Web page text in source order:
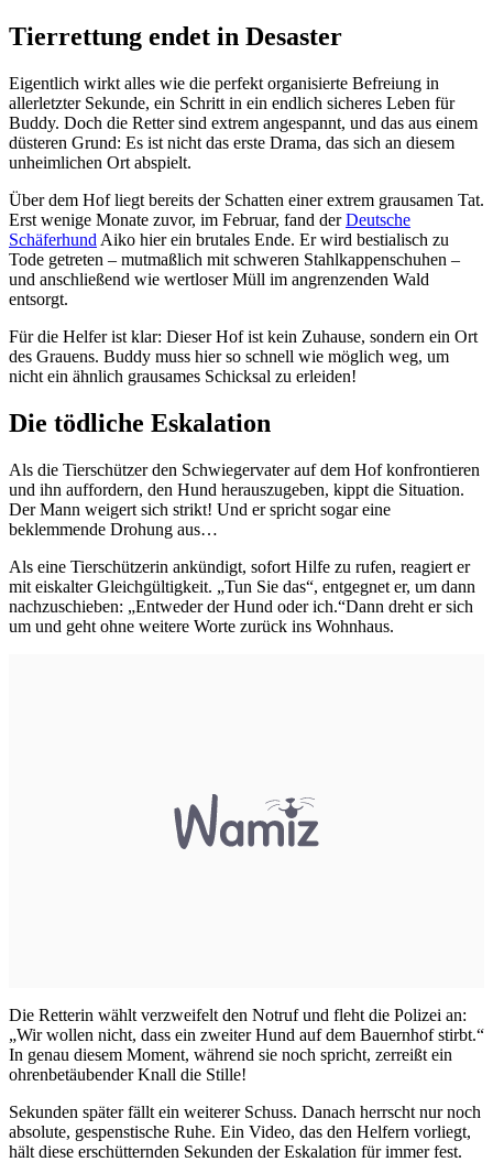
Tierrettung endet in Desaster
Eigentlich wirkt alles wie die perfekt organisierte Befreiung in
allerletzter Sekunde, ein Schritt in ein endlich sicheres Leben für
Buddy. Doch die Retter sind extrem angespannt, und das aus einem
düsteren Grund: Es ist nicht das erste Drama, das sich an diesem
unheimlichen Ort abspielt.
Über dem Hof liegt bereits der Schatten einer extrem grausamen Tat.
Erst wenige Monate zuvor, im Februar, fand derDeutsche
Schäferhund Aiko hier ein brutales Ende. Er wird bestialisch zu
Tode getreten – mutmaßlich mit schweren Stahlkappenschuhen –
und anschließend wie wertloser Müll im angrenzenden Wald
entsorgt.
Für die Helfer ist klar: Dieser Hof ist kein Zuhause, sondern ein Ort
des Grauens. Buddy muss hier so schnell wie möglich weg, um
nicht ein ähnlich grausames Schicksal zu erleiden!
Die tödliche Eskalation
Als die Tierschützer den Schwiegervater auf dem Hof konfrontieren
und ihn auffordern, den Hund herauszugeben, kippt die Situation.
Der Mann weigert sich strikt! Und er spricht sogar eine
beklemmende Drohung aus…
Als eine Tierschützerin ankündigt, sofort Hilfe zu rufen, reagiert er
mit eiskalter Gleichgültigkeit. „Tun Sie das“, entgegnet er, um dann
nachzuschieben: „Entweder der Hund oder ich.“Dann dreht er sich
um und geht ohne weitere Worte zurück ins Wohnhaus.
Die Retterin wählt verzweifelt den Notruf und fleht die Polizei an:
„Wir wollen nicht, dass ein zweiter Hund auf dem Bauernhof stirbt.“
In genau diesem Moment, während sie noch spricht, zerreißt ein
ohrenbetäubender Knall die Stille!
Sekunden später fällt ein weiterer Schuss. Danach herrscht nur noch
absolute, gespenstische Ruhe. Ein Video, das den Helfern vorliegt,
hält diese erschütternden Sekunden der Eskalation für immer fest.